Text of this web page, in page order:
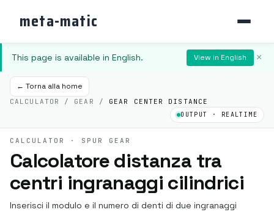
meta-matic
This page is available in English. View in English ×
← Torna alla home
CALCULATOR / GEAR / GEAR CENTER DISTANCE
OUTPUT · REALTIME
CALCULATOR · SPUR GEAR
Calcolatore distanza tra
centri ingranaggi cilindrici
Inserisci il modulo e il numero di denti di due ingranaggi